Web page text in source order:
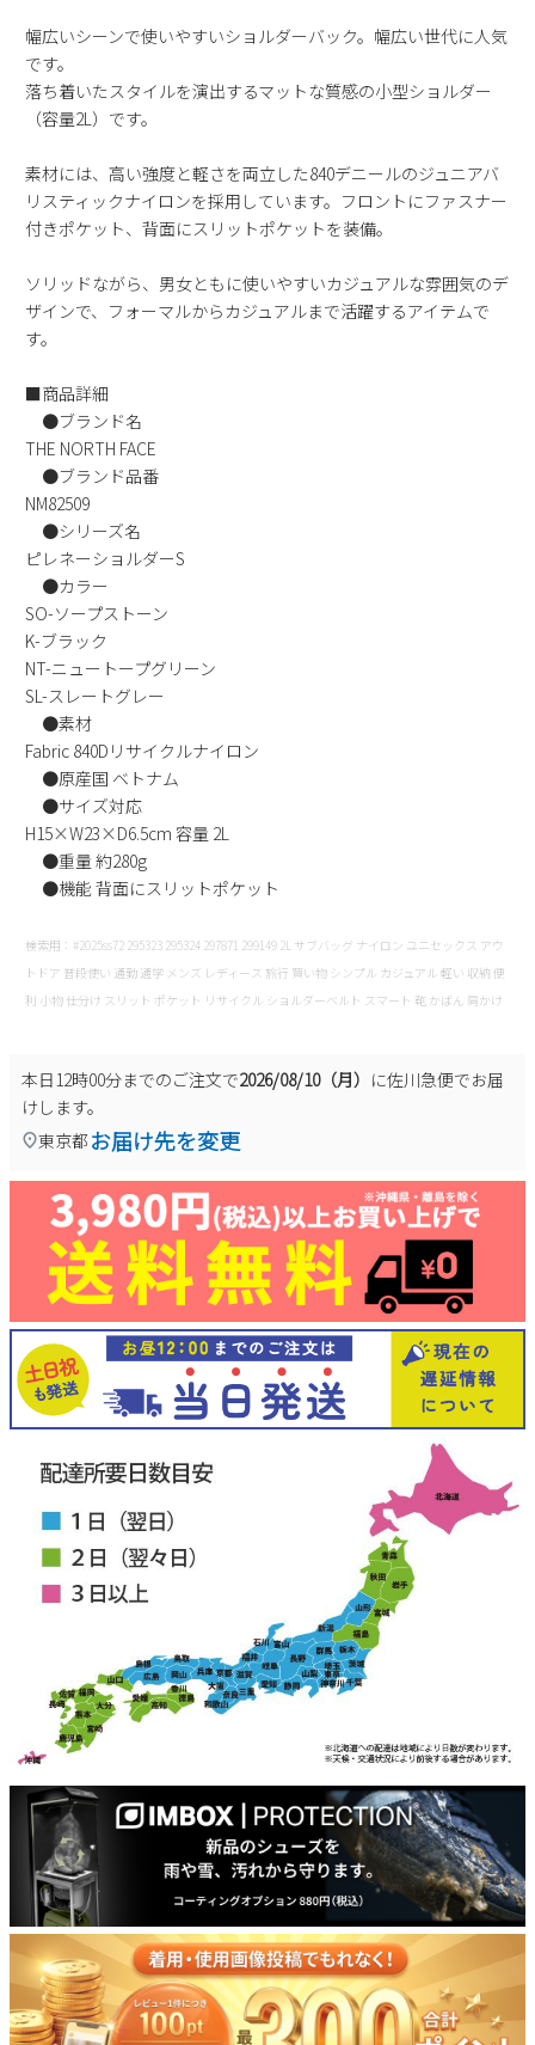
23
24 25 26 27 28
29
2026 年9月
1
2 3 4
5
6
8 9 10 11
12
20
21 22 23 24 25
26
27
28 29 30
新規会員登録
会社概要
プライバシーポリシー
特定商取引法に基づく表示
お問い合わせ
幅広いシーンで使いやすいショルダーバック。幅広い世代に人気
です。
落ち着いたスタイルを演出するマットな質感の小型ショルダー
（容量2L）です。
素材には、高い強度と軽さを両立した840デニールのジュニアバ
リスティックナイロンを採用しています。フロントにファスナー
付きポケット、背面にスリットポケットを装備。
ソリッドながら、男女ともに使いやすいカジュアルな雰囲気のデ
ザインで、フォーマルからカジュアルまで活躍するアイテムで
す。
■商品詳細
●ブランド名
THE NORTH FACE
●ブランド品番
NM82509
●シリーズ名
ピレネーショルダーS
●カラー
SO-ソープストーン
K-ブラック
NT-ニュートープグリーン
SL-スレートグレー
●素材
Fabric 840Dリサイクルナイロン
●原産国 ベトナム
●サイズ対応
H15×W23×D6.5cm 容量 2L
●重量 約280g
●機能 背面にスリットポケット
検索用：#2025ss72 295323 295324 297871 299149 2L サブバッグ ナイロン ユニセックス アウ
トドア 普段使い 通勤 通学 メンズ レディース 旅行 買い物 シンプル カジュアル 軽い 収納 便
利 小物 仕分け スリット ポケット リサイクル ショルダーベルト スマート 鞄 かばん 肩かけ
本日12時00分までのご注文で2026/08/10（月） に佐川急便でお届
けします。
東京都 お届け先を変更